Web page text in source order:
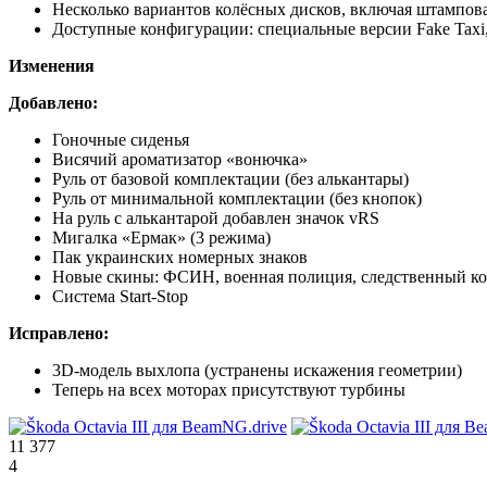
Несколько вариантов колёсных дисков, включая
Доступные конфигурации: специальные версии Fake
Изменения
Добавлено:
Гоночные сиденья
Висячий ароматизатор «вонючка»
Руль от базовой комплектации (без алькантары)
Руль от минимальной комплектации (без кнопок)
На руль с алькантарой добавлен значок vRS
Мигалка «Ермак» (3 режима)
Пак украинских номерных знаков
Новые скины: ФСИН, военная полиция, следственный
Система Start-Stop
Исправлено:
3D-модель выхлопа (устранены искажения геометрии)
Теперь на всех моторах присутствуют турбины
11 377
4